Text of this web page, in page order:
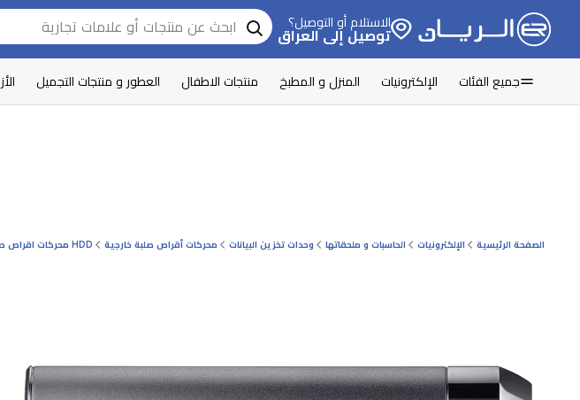
الاستلام أو التوصيل؟
توصيل إلى العراق
جميع الفئات الإلكترونيات المنزل و المطبخ منتجات الاطفال العطور و منتجات التجميل
الصفحة الرئيسية الإلكترونيات الحاسبات و ملحقاتها وحدات تخزين البيانات محركات أقراص صلبة خارجية HDD محركات اقراص صلبة خارجية